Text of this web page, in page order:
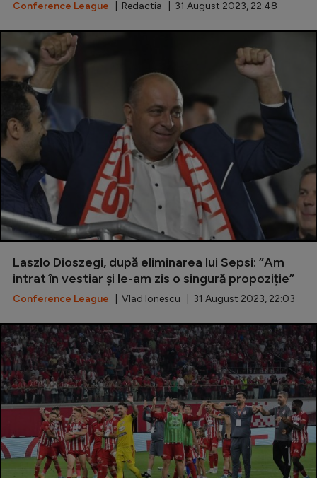
Conference League | Redactia | 31 August 2023, 22:48
Laszlo Dioszegi, după eliminarea lui Sepsi: ”Am
intrat în vestiar și le-am zis o singură propoziție”
Conference League | Vlad Ionescu | 31 August 2023, 22:03